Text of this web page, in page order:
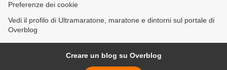
Preferenze dei cookie
Vedi il profilo di Ultramaratone, maratone e dintorni sul portale di
Overblog
Creare un blog su Overblog